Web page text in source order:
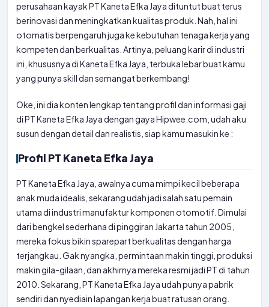
perusahaan kayak PT Kaneta Efka Jaya dituntut buat terus
berinovasi dan meningkatkan kualitas produk. Nah, hal ini
otomatis berpengaruh juga ke kebutuhan tenaga kerja yang
kompeten dan berkualitas. Artinya, peluang karir di industri
ini, khususnya di Kaneta Efka Jaya, terbuka lebar buat kamu
yang punya skill dan semangat berkembang!
Oke, ini dia konten lengkap tentang profil dan informasi gaji
di PT Kaneta Efka Jaya dengan gaya Hipwee.com, udah aku
susun dengan detail dan realistis, siap kamu masukin ke :
Profil PT Kaneta Efka Jaya
PT Kaneta Efka Jaya, awalnya cuma mimpi kecil beberapa
anak muda idealis, sekarang udah jadi salah satu pemain
utama di industri manufaktur komponen otomotif. Dimulai
dari bengkel sederhana di pinggiran Jakarta tahun 2005,
mereka fokus bikin sparepart berkualitas dengan harga
terjangkau. Gak nyangka, permintaan makin tinggi, produksi
makin gila-gilaan, dan akhirnya mereka resmi jadi PT di tahun
2010. Sekarang, PT Kaneta Efka Jaya udah punya pabrik
sendiri dan nyediain lapangan kerja buat ratusan orang.